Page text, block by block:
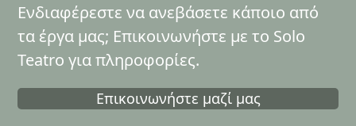
Ενδιαφέρεστε να ανεβάσετε κάποιο από
τα έργα μας; Επικοινωνήστε με το Solo
Teatro για πληροφορίες.
Επικοινωνήστε μαζί μας